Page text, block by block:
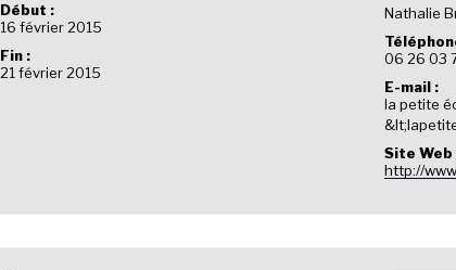
Début :
16 février 2015
Fin :
21 février 2015
Nathalie
06 26 03
E-mail :
la petite
Site Web
http://